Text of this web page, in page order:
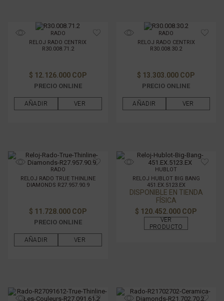
RADO
RELOJ RADO CENTRIX
R30.008.71.2
$ 12.126.000 COP
PRECIO ONLINE
AÑADIR VER
RADO
RELOJ RADO CENTRIX
R30.008.30.2
$ 13.303.000 COP
PRECIO ONLINE
AÑADIR VER
RADO
RELOJ RADO TRUE THINLINE
DIAMONDS R27.957.90.9
$ 11.728.000 COP
PRECIO ONLINE
AÑADIR VER
HUBLOT
RELOJ HUBLOT BIG BANG
451.EX.5123.EX
$ 120.452.000 COP
DISPONIBLE EN TIENDA
FÍSICA
VER
PRODUCTO